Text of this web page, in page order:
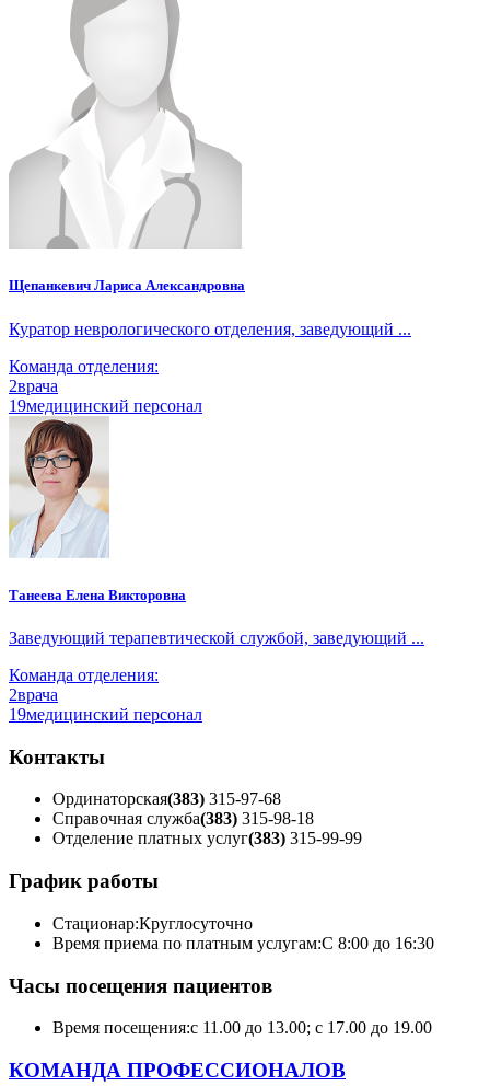
Щепанкевич Лариса Александровна
Куратор неврологического отделения, заведующий ...
Команда отделения:
2врача
19медицинский персонал
Танеева Елена Викторовна
Заведующий терапевтической службой, заведующий ...
Команда отделения:
2врача
19медицинский персонал
Контакты
Ординаторская(383) 315-97-68
Справочная служба(383) 315-98-18
Отделение платных услуг(383) 315-99-99
График работы
Стационар:Круглосуточно
Время приема по платным услугам:С 8:00 до 16:30
Часы посещения пациентов
Время посещения:с 11.00 до 13.00; с 17.00 до 19.00
КОМАНДА ПРОФЕССИОНАЛОВ